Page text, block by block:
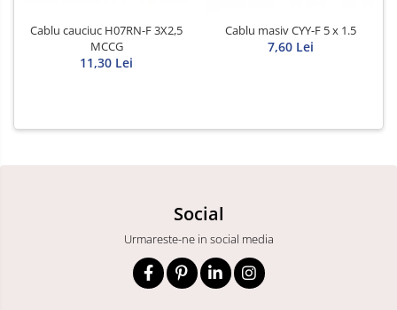
Cablu cauciuc H07RN-F 3X2,5
MCCG
11,30 Lei
Cablu masiv CYY-F 5 x 1.5
7,60 Lei
Social
Urmareste-ne in social media